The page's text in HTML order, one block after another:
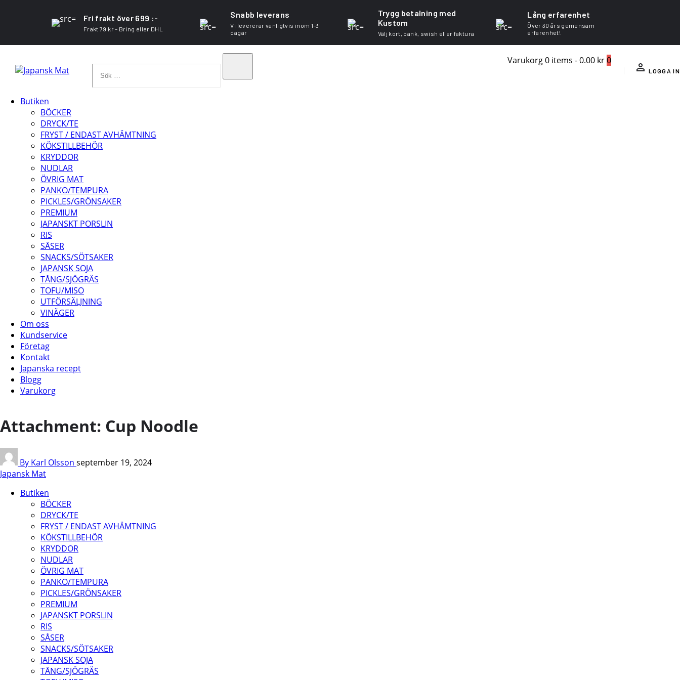
Fri frakt över 699 :-
Frakt 79 kr – Bring eller DHL
Snabb leverans
Vi levererar vanligtvis inom 1–3
dagar
Trygg betalning med
Kustom
Välj kort, bank, swish eller faktura
Lång erfarenhet
Över 30 års gemensam
erfarenhet!
Varukorg0 items -0.00 kr0
LOGGA IN
Butiken
BÖCKER
DRYCK/TE
FRYST / ENDAST AVHÄMTNING
KÖKSTILLBEHÖR
KRYDDOR
NUDLAR
ÖVRIG MAT
PANKO/TEMPURA
PICKLES/GRÖNSAKER
PREMIUM
JAPANSKT PORSLIN
RIS
SÅSER
SNACKS/SÖTSAKER
JAPANSK SOJA
TÅNG/SJÖGRÄS
TOFU/MISO
UTFÖRSÄLJNING
VINÄGER
Om oss
Kundservice
Företag
Kontakt
Japanska recept
Blogg
Varukorg
Attachment: Cup Noodle
By Karl Olsson september 19, 2024
Japansk Mat
Butiken
BÖCKER
DRYCK/TE
FRYST / ENDAST AVHÄMTNING
KÖKSTILLBEHÖR
KRYDDOR
NUDLAR
ÖVRIG MAT
PANKO/TEMPURA
PICKLES/GRÖNSAKER
PREMIUM
JAPANSKT PORSLIN
RIS
SÅSER
SNACKS/SÖTSAKER
JAPANSK SOJA
TÅNG/SJÖGRÄS